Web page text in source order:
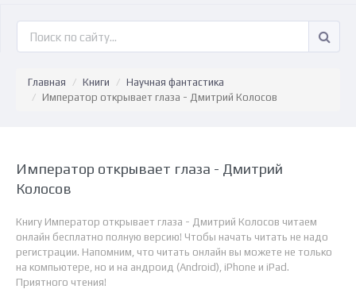
Главная Книги
Научная фантастика
Император открывает глаза - Дмитрий Колосов
Император открывает глаза - Дмитрий
Колосов
Книгу Император открывает глаза - Дмитрий Колосов читаем
онлайн бесплатно полную версию! Чтобы начать читать не надо
регистрации. Напомним, что читать онлайн вы можете не только
на компьютере, но и на андроид (Android), iPhone и iPad.
Приятного чтения!